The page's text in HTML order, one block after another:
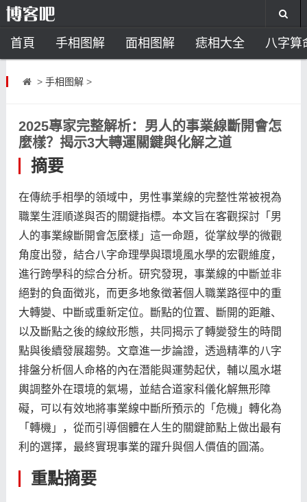
首頁 手相图解 面相图解 痣相大全 八字算
风水开运 助运饰品
> 手相图解>
2025專家完整解析：男人的事業線斷開會怎
麼樣？揭示3大轉運關鍵與化解之道
摘要
在傳統手相學的領域中，男性事業線的完整性常被視為
職業生涯順遂與否的關鍵指標。本文旨在客觀探討「男
人的事業線斷開會怎麼樣」這一命題，從掌紋學的微觀
角度出發，結合八字命理學與環境風水學的宏觀維度，
進行跨學科的綜合分析。研究發現，事業線的中斷並非
絕對的負面徵兆，而更多地象徵著個人職業路徑中的重
大轉變、中斷或重新定位。斷點的位置、斷開的距離、
以及斷點之後的線紋形態，共同揭示了轉變發生的時間
點與後續發展趨勢。文章進一步論證，透過精準的八字
排盤分析個人命格的內在潛能與運勢起伏，輔以風水堪
輿調整外在環境的氣場，並結合道家科儀化解無形障
礙，可以有效地將事業線中斷所預示的「危機」轉化為
「轉機」，從而引導個體在人生的關鍵節點上做出最有
利的選擇，最終實現事業的躍升與個人價值的圓滿。
重點摘要